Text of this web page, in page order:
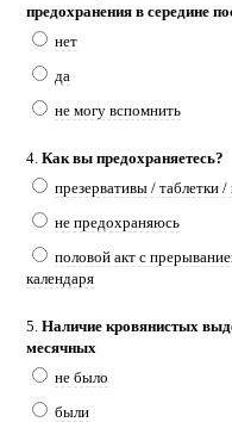
предохранения в середине
нет
да
не могу вспомнить
4. Как вы предохраняетесь?
презервативы / таблетки
не предохраняюсь
половой акт с
календаря
5. Наличие кровянистых
месячных
не было
были